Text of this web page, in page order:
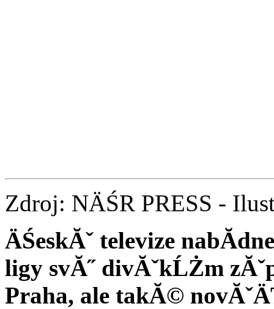
Zdroj: NÄŚR PRESS -
ÄŚeskĂˇ televize
ligy svĂ˝ divĂˇkĹŻm
Praha, ale takĂ©